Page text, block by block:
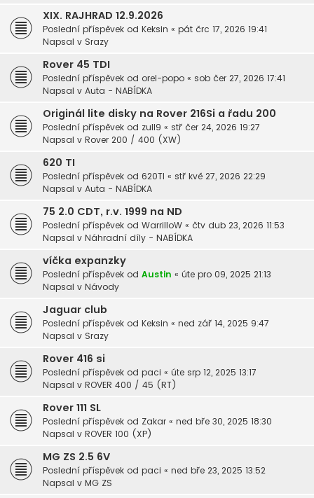
XIX. RAJHRAD 12.9.2026
Poslední příspěvek od Keksin « pát črc 17, 2026 19:41
Napsal v Srazy
Rover 45 TDI
Poslední příspěvek od orel-popo « sob čer 27, 2026 17:41
Napsal v Auta - NABÍDKA
Originál lite disky na Rover 216Si a řadu 200
Poslední příspěvek od zull9 « stř čer 24, 2026 19:27
Napsal v Rover 200 / 400 (XW)
620 TI
Poslední příspěvek od 620TI « stř kvě 27, 2026 22:29
Napsal v Auta - NABÍDKA
75 2.0 CDT, r.v. 1999 na ND
Poslední příspěvek od WarrilloW « čtv dub 23, 2026 11:53
Napsal v Náhradní díly - NABÍDKA
víčka expanzky
Poslední příspěvek od Austin « úte pro 09, 2025 21:13
Napsal v Návody
Jaguar club
Poslední příspěvek od Keksin « ned zář 14, 2025 9:47
Napsal v Srazy
Rover 416 si
Poslední příspěvek od paci « úte srp 12, 2025 13:17
Napsal v ROVER 400 / 45 (RT)
Rover 111 SL
Poslední příspěvek od Zakar « ned bře 30, 2025 18:30
Napsal v ROVER 100 (XP)
MG ZS 2.5 6V
Poslední příspěvek od paci « ned bře 23, 2025 13:52
Napsal v MG ZS